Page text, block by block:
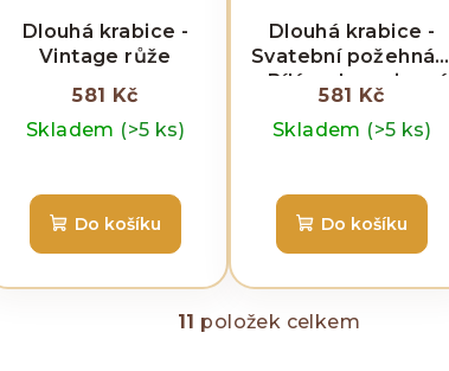
Dlouhá krabice -
Vintage růže
581 Kč
Skladem (>5 ks)
Do košíku
Dlouhá krabice -
Svatební požehnání
- Bílá a slonovinová
581 Kč
Skladem (>5 ks)
Do košíku
O
11 položek celkem